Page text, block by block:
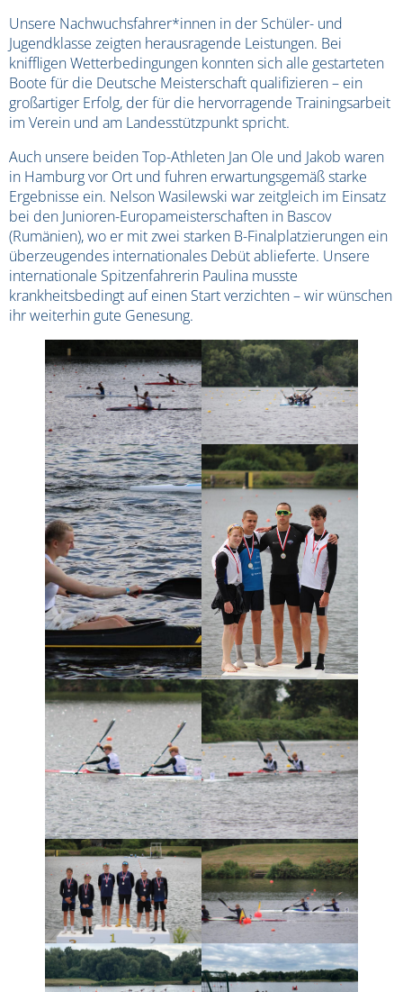
Unsere Nachwuchsfahrer*innen in der Schüler- und
Jugendklasse zeigten herausragende Leistungen. Bei
kniffligen Wetterbedingungen konnten sich alle gestarteten
Boote für die Deutsche Meisterschaft qualifizieren – ein
großartiger Erfolg, der für die hervorragende Trainingsarbeit
im Verein und am Landesstützpunkt spricht.
Auch unsere beiden Top-Athleten Jan Ole und Jakob waren
in Hamburg vor Ort und fuhren erwartungsgemäß starke
Ergebnisse ein. Nelson Wasilewski war zeitgleich im Einsatz
bei den Junioren-Europameisterschaften in Bascov
(Rumänien), wo er mit zwei starken B-Finalplatzierungen ein
überzeugendes internationales Debüt ablieferte. Unsere
internationale Spitzenfahrerin Paulina musste
krankheitsbedingt auf einen Start verzichten – wir wünschen
ihr weiterhin gute Genesung.